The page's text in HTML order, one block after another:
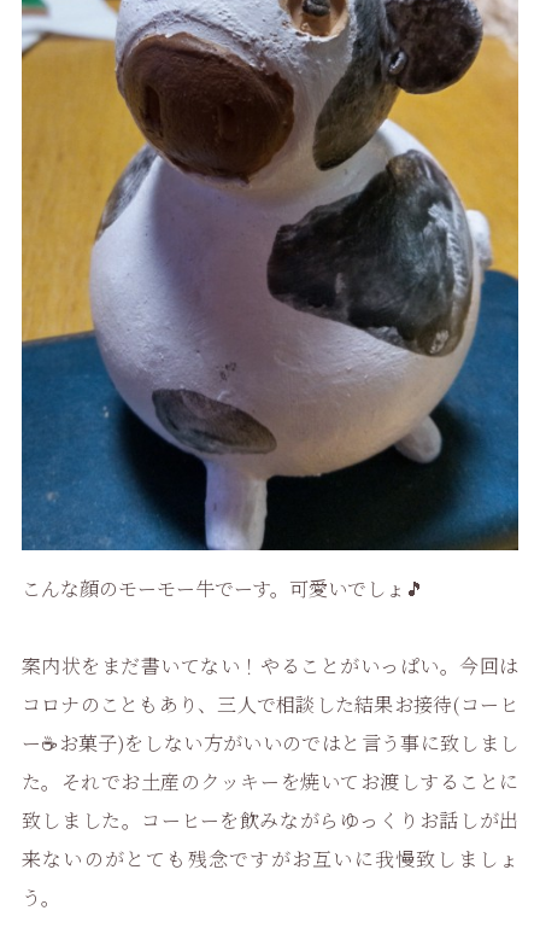
こんな顔のモーモー牛でーす。可愛いでしょ🎵
案内状をまだ書いてない！やることがいっぱい。今回は
コロナのこともあり、三人で相談した結果お接待(コーヒ
ー☕お菓子)をしない方がいいのではと言う事に致しまし
た。それでお土産のクッキーを焼いてお渡しすることに
致しました。コーヒーを飲みながらゆっくりお話しが出
来ないのがとても残念ですがお互いに我慢致しましょ
う。